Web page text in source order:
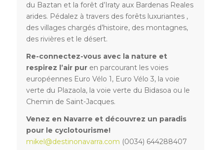
du Baztan et la forêt d’Iraty aux Bardenas Reales
arides. Pédalez à travers des forêts luxuriantes ,
des villages chargés d’histoire, des montagnes,
des rivières et le désert.
Re-connectez-vous avec la nature et
respirez l’air puren parcourant les voies
européennes Euro Vélo 1, Euro Vélo 3, la voie
verte du Plazaola, la voie verte du Bidasoa ou le
Chemin de Saint-Jacques.
Venez en Navarre et découvrez un paradis
pour le cyclotourisme!
mikel@destinonavarra.com (0034) 644288407